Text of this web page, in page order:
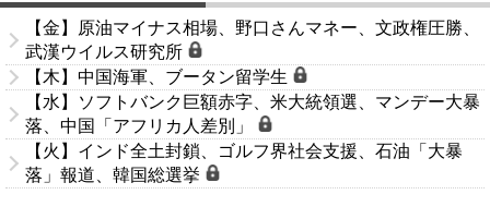
【金】原油マイナス相場、野口さんマネー、文政権圧勝、
武漢ウイルス研究所
【木】中国海軍、ブータン留学生
【水】ソフトバンク巨額赤字、米大統領選、マンデー大暴
落、中国「アフリカ人差別」
【火】インド全土封鎖、ゴルフ界社会支援、石油「大暴
落」報道、韓国総選挙